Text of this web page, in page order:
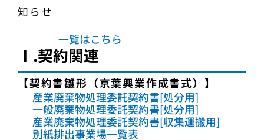
知らせ
一覧はこちら
Ⅰ.契約関連
【契約書雛形（京葉興業作成書式）】
産業廃棄物処理委託契約書[処分用]
一般廃棄物処理委託契約書[処分用]
産業廃棄物処理委託契約書[収集運搬用]
別紙排出事業場一覧表